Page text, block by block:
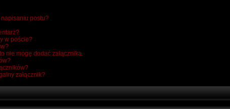
napisaniu postu?
w poście?
nie mogę dodać załącznika.
załącznik?